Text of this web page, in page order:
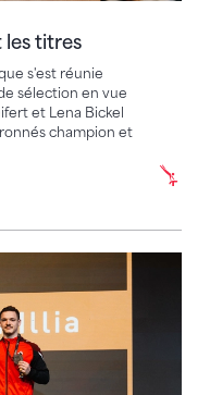
les titres
s'est réunie
sélection en vue
et Lena Bickel
champion et